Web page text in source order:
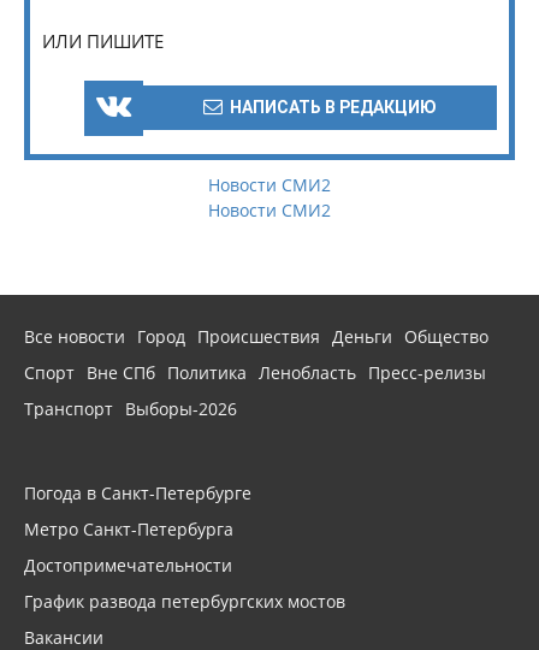
ИЛИ ПИШИТЕ
НАПИСАТЬ В РЕДАКЦИЮ
Новости СМИ2
Новости СМИ2
Все новости Город Происшествия Деньги
Общество
Спорт Вне СПб Политика Ленобласть Пресс-релизы
Транспорт Выборы-2026
Погода в Санкт-Петербурге
Метро Санкт-Петербурга
Достопримечательности
График развода петербургских мостов
Вакансии